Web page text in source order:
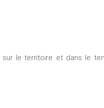
le territoire et dans le